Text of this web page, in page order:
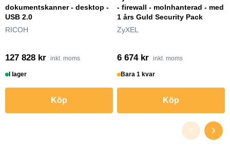
dokumentskanner - desktop -
USB 2.0
RICOH
127 828 kr inkl. moms
I lager
Köp
- firewall - molnhanterad - med
1 års Guld Security Pack
ZyXEL
6 674 kr inkl. moms
Bara 1 kvar
Köp